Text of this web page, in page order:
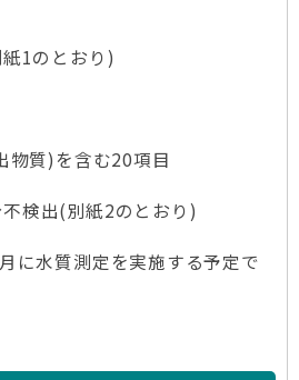
1のとおり)
物質)を含む20項目
検出(別紙2のとおり)
に水質測定を実施する予定で